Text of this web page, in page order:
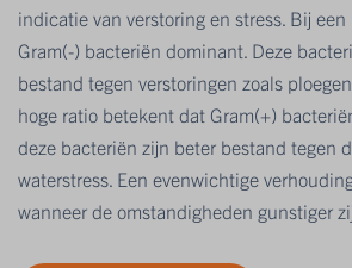
indicatie van verstoring en stress. Bij een
Gram(-) bacteriën dominant. Deze
bestand tegen verstoringen zoals
hoge ratio betekent dat Gram(+)
deze bacteriën zijn beter bestand tegen
waterstress. Een evenwichtige
wanneer de omstandigheden gunstiger